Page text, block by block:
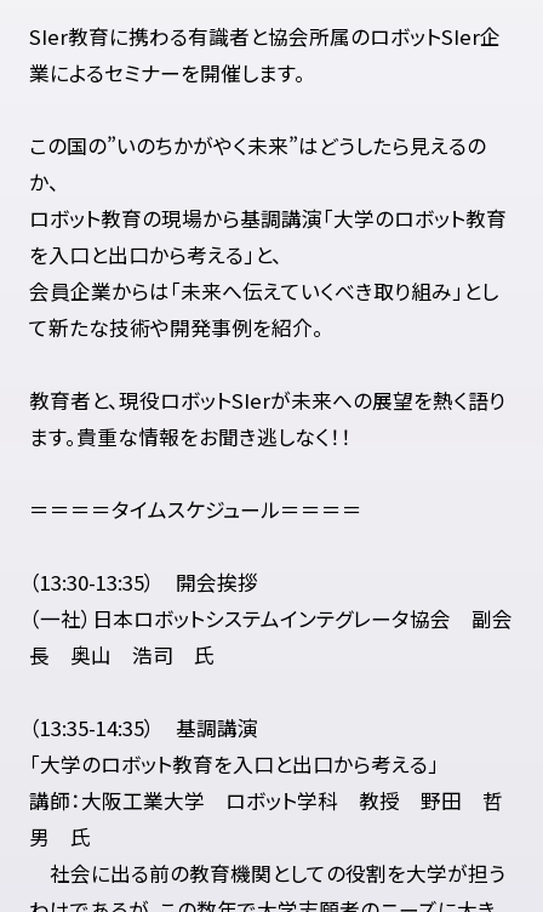
SIer教育に携わる有識者と協会所属のロボットSIer企
業によるセミナーを開催します。
この国の”いのちかがやく未来”はどうしたら見えるの
か、
ロボット教育の現場から基調講演「大学のロボット教育
を入口と出口から考える」と、
会員企業からは「未来へ伝えていくべき取り組み」とし
て新たな技術や開発事例を紹介。
教育者と、現役ロボットSIerが未来への展望を熱く語り
ます。貴重な情報をお聞き逃しなく！！
＝＝＝＝タイムスケジュール＝＝＝＝
（13:30-13:35） 開会挨拶
（一社）日本ロボットシステムインテグレータ協会 副会
長 奥山 浩司 氏
（13:35-14:35） 基調講演
「大学のロボット教育を入口と出口から考える」
講師：大阪工業大学 ロボット学科 教授 野田 哲
男 氏
社会に出る前の教育機関としての役割を大学が担う